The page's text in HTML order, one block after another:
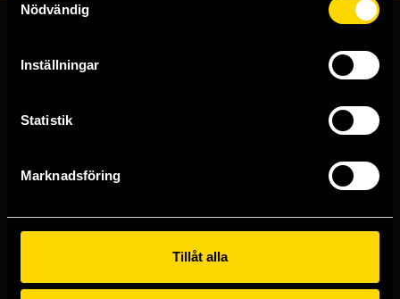
Nödvändig
Inställningar
Statistik
Marknadsföring
Tillåt alla
Butiker & kundtjänst
Västerlånggatan 48
Göteborgsbutiken
Kungsgatan 19
Malmöbutiken